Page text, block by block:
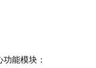
能模块：